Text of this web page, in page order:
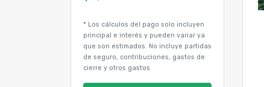
* Los cálculos del pago solo incluyen
principal e interés y pueden variar ya
que son estimados. No incluye partidas
de seguro, contribuciones, gastos de
cierre y otros gastos